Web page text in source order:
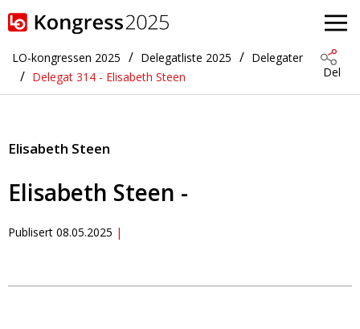
Gå til hovedinnhold
LO-kongressen 2025 Delegatliste 2025
Delegater
Delegat 314 - Elisabeth Steen
Del
Elisabeth Steen
Elisabeth Steen -
Publisert 08.05.2025